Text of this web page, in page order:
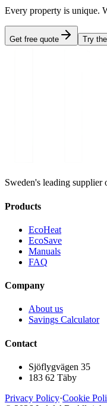
Every property is unique.
Get free quote Try
Sweden's leading supplier
Products
EcoHeat
EcoSave
Manuals
FAQ
Company
About us
Savings Calculator
Contact
Sjöflygvägen 35
183 62 Täby
Privacy Policy·Cookie